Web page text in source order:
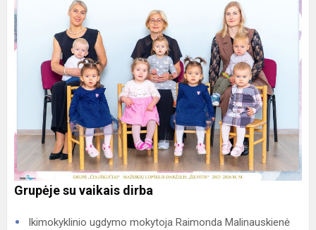
Grupėje su vaikais dirba
Ikimokyklinio ugdymo mokytoja Raimonda Malinauskienė